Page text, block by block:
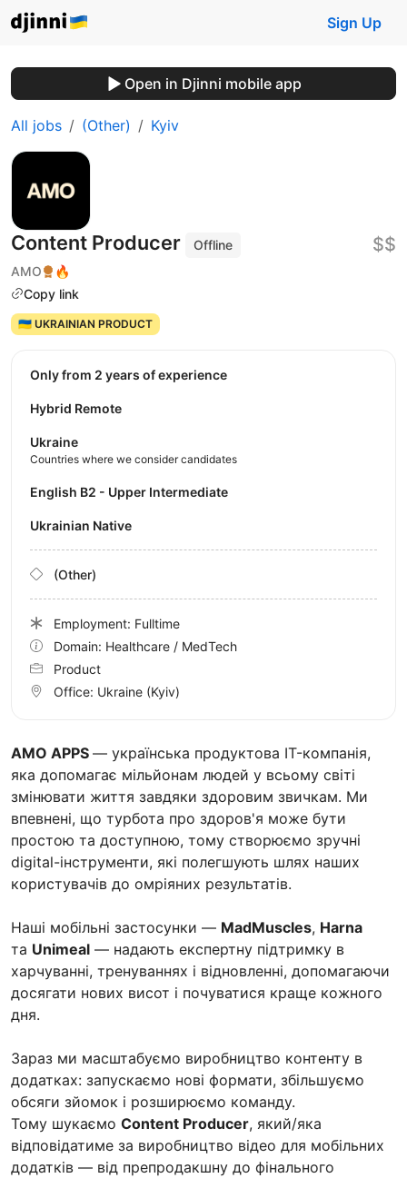
Sign Up
Open in Djinni mobile app
All jobs (Other) Kyiv
Content Producer
Offline
AMO
🔥
Copy link
$$
🇺🇦 UKRAINIAN PRODUCT
AMО APPS — українська продуктова IT-компанія,
яка допомагає мільйонам людей у всьому світі
змінювати життя завдяки здоровим звичкам. Ми
впевнені, що турбота про здоров'я може бути
простою та доступною, тому створюємо зручні
digital-інструменти, які полегшують шлях наших
користувачів до омріяних результатів.
Наші мобільні застосунки — MadMuscles, Harna
та Unimeal — надають експертну підтримку в
харчуванні, тренуваннях і відновленні, допомагаючи
досягати нових висот і почуватися краще кожного
дня.
Зараз ми масштабуємо виробництво контенту в
додатках: запускаємо нові формати, збільшуємо
обсяги зйомок і розширюємо команду.
Тому шукаємо Content Producer, який/яка
відповідатиме за виробництво відео для мобільних
додатків — від препродакшну до фінального
Only from 2 years of experience
Hybrid Remote
Ukraine
Countries where we consider candidates
English B2 - Upper Intermediate
Ukrainian Native
(Other)
Employment: Fulltime
Domain: Healthcare / MedTech
Product
Office: Ukraine (Kyiv)